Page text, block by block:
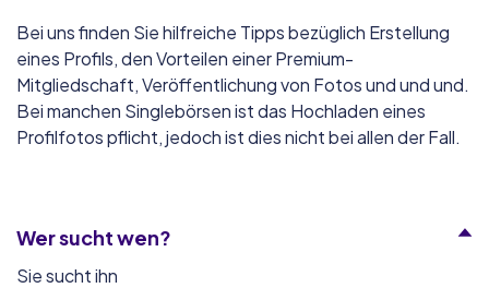
Bei uns finden Sie hilfreiche Tipps bezüglich Erstellung
eines Profils, den Vorteilen einer Premium-
Mitgliedschaft, Veröffentlichung von Fotos und und und.
Bei manchen Singlebörsen ist das Hochladen eines
Profilfotos pflicht, jedoch ist dies nicht bei allen der Fall.
Wer sucht wen?
Sie sucht ihn